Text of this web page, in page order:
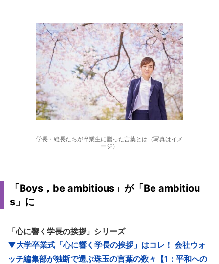
学長・総長たちが卒業生に贈った言葉とは（写真はイメ
ージ）
「Boys，be ambitious」が「Be ambitiou
s」に
「心に響く学長の挨拶」シリーズ
▼大学卒業式「心に響く学長の挨拶」はコレ！ 会社ウォ
ッチ編集部が独断で選ぶ珠玉の言葉の数々【1：平和への